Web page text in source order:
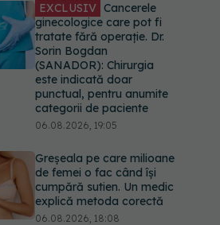
EXCLUSIV Cancerele
ginecologice care pot fi
tratate fără operație. Dr.
Sorin Bogdan
(SANADOR): Chirurgia
este indicată doar
punctual, pentru anumite
categorii de paciente
06.08.2026, 19:05
Greșeala pe care milioane
de femei o fac când își
cumpără sutien. Un medic
explică metoda corectă
06.08.2026, 18:08